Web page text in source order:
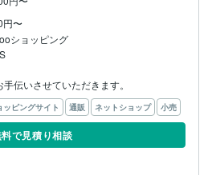
円〜
ショッピング
伝いさせていただきます。
ッピングサイト 通販 ネットショップ 小売
で見積り相談